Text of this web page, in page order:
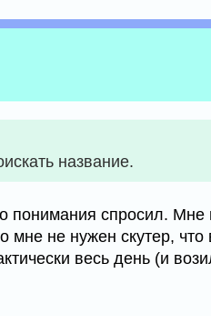
название.
понимания спросил.
мне не нужен скутер,
весь день (и